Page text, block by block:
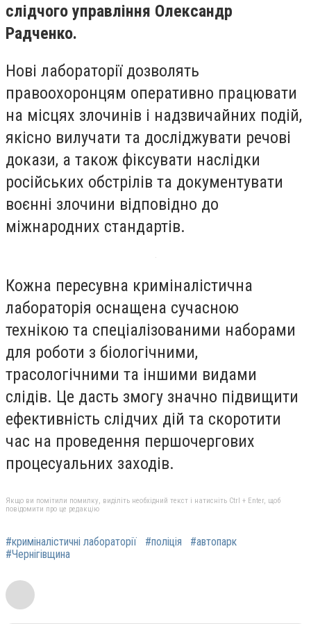
слідчого управління Олександр
Радченко.
Нові лабораторії дозволять
правоохоронцям оперативно працювати
на місцях злочинів і надзвичайних подій,
якісно вилучати та досліджувати речові
докази, а також фіксувати наслідки
російських обстрілів та документувати
воєнні злочини відповідно до
міжнародних стандартів.
Кожна пересувна криміналістична
лабораторія оснащена сучасною
технікою та спеціалізованими наборами
для роботи з біологічними,
трасологічними та іншими видами
слідів. Це дасть змогу значно підвищити
ефективність слідчих дій та скоротити
час на проведення першочергових
процесуальних заходів.
Якщо ви помітили помилку, виділіть необхідний текст і натисніть Ctrl + Enter, щоб
повідомити про це редакцію
#криміналістичні лабораторії #поліція
#автопарк
#Чернігівщина